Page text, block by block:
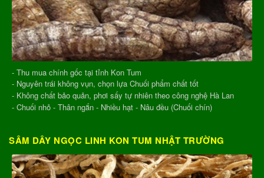
- Thu mua chính gốc tại tỉnh Kon Tum
- Nguyên trái không vụn, chọn lựa Chuối phẩm chất tốt
- Không chất bảo quản, phơi sấy tự nhiên theo công nghệ Hà Lan
- Chuối nhỏ - Thân ngắn - Nhiều hạt - Nâu đều (Chuối chín)
SÂM DÂY NGỌC LINH KON TUM NHẬT TRƯỜNG